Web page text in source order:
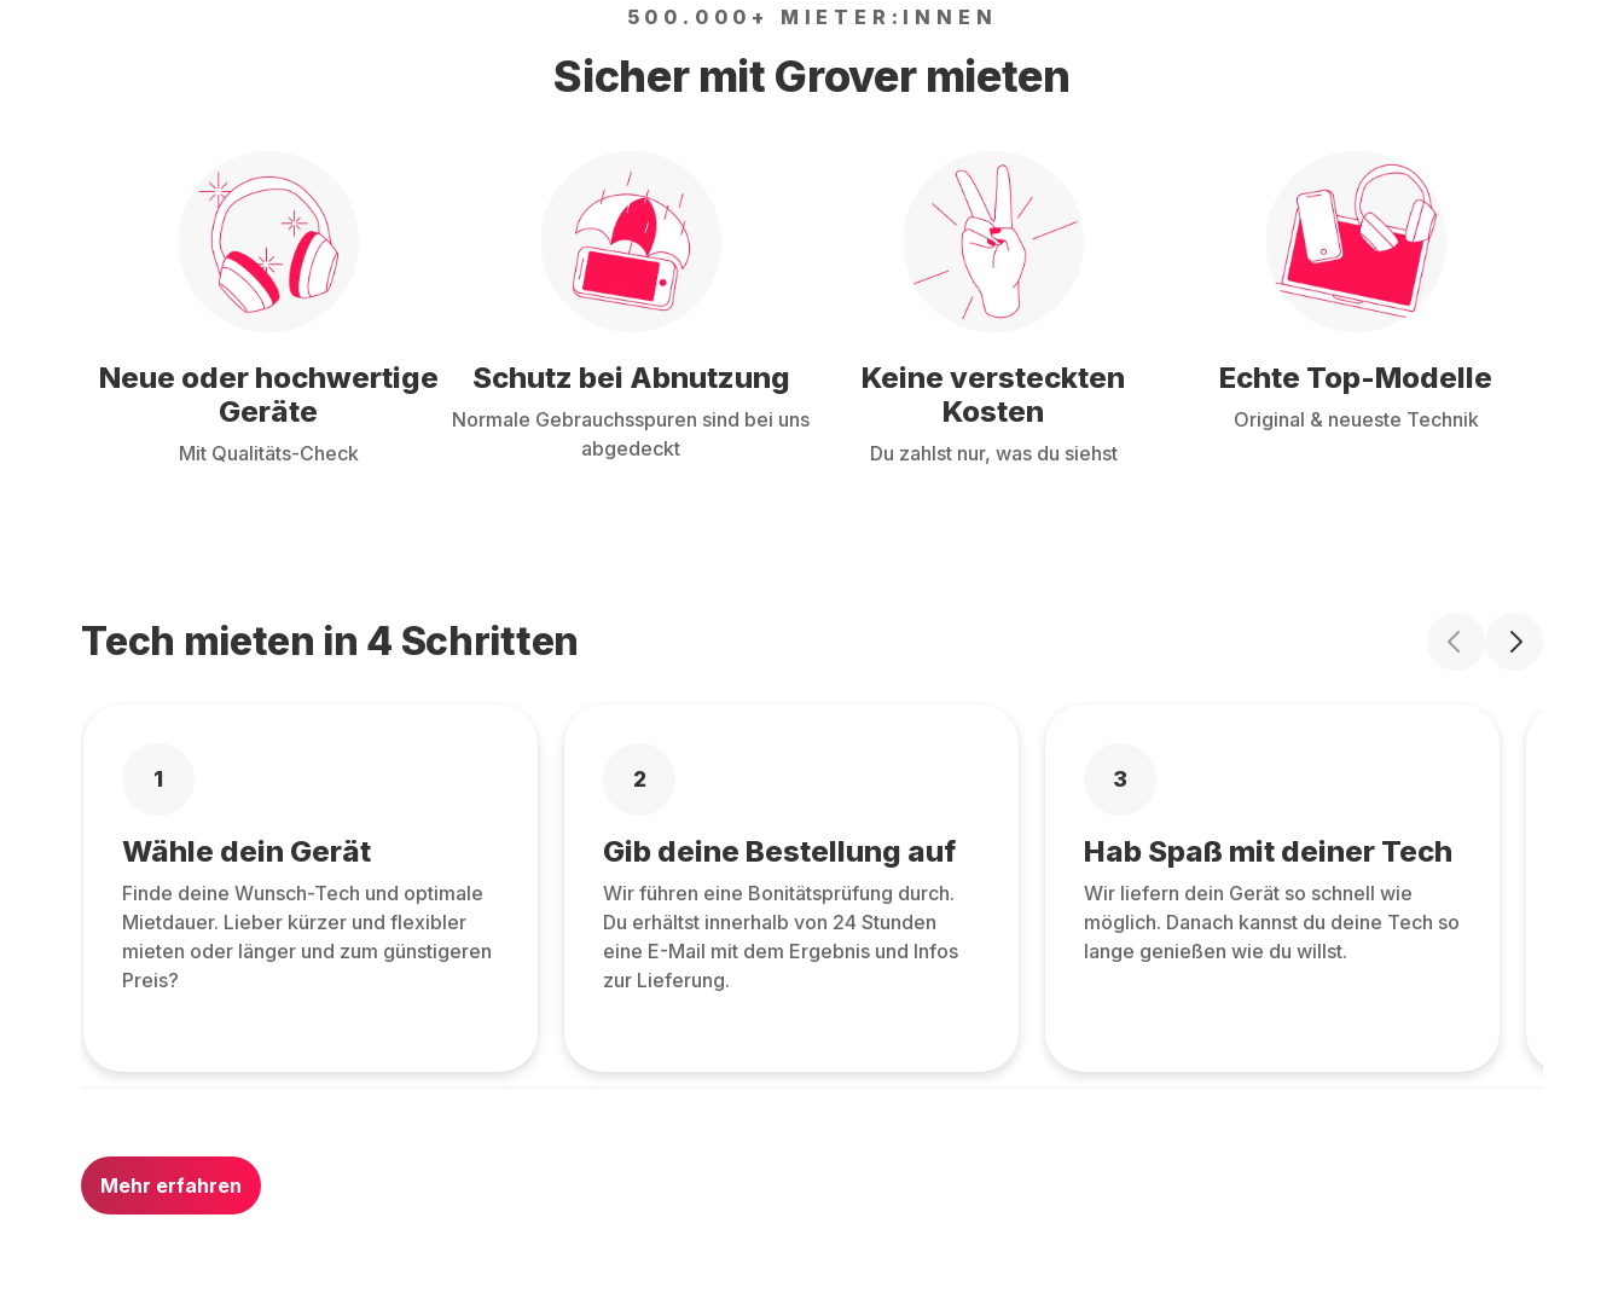
500.000+ MIETER:INNEN
Sicher mit Grover mieten
Neue oder hochwertige
Geräte
Mit Qualitäts-Check
Schutz bei Abnutzung
Normale Gebrauchsspuren sind bei uns
abgedeckt
Keine versteckten
Kosten
Du zahlst nur, was du siehst
Echte Top-Modelle
Original & neueste Technik
Tech mieten in 4 Schritten
1
Wähle dein Gerät
Finde deine Wunsch-Tech und optimale
Mietdauer. Lieber kürzer und flexibler
mieten oder länger und zum günstigeren
Preis?
2
Gib deine Bestellung auf
Wir führen eine Bonitätsprüfung durch.
Du erhältst innerhalb von 24 Stunden
eine E-Mail mit dem Ergebnis und Infos
zur Lieferung.
3
Hab Spaß mit deiner Tech
Wir liefern dein Gerät so schnell wie
möglich. Danach kannst du deine Tech so
lange genießen wie du willst.
Mehr erfahren